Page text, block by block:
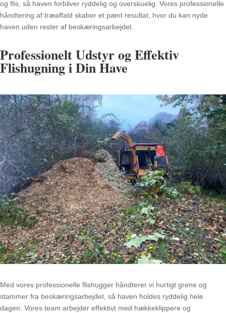
og flis, så haven forbliver ryddelig og overskuelig. Vores professionelle
håndtering af træaffald skaber et pænt resultat, hvor du kan nyde
haven uden rester af beskæringsarbejdet.
Professionelt Udstyr og Effektiv
Flishugning i Din Have
Med vores professionelle flishugger håndterer vi hurtigt grene og
stammer fra beskæringsarbejdet, så haven holdes ryddelig hele
dagen. Vores team arbejder effektivt med hækkeklippere og